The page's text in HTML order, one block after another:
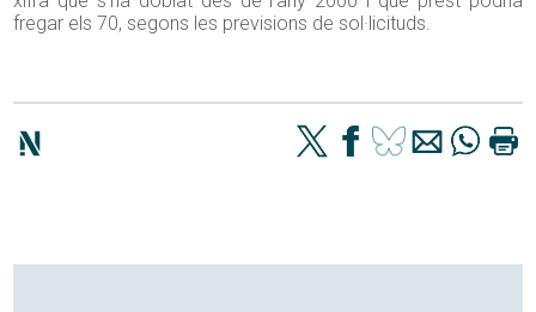
fregar els 70, segons les previsions de sol·licituds.